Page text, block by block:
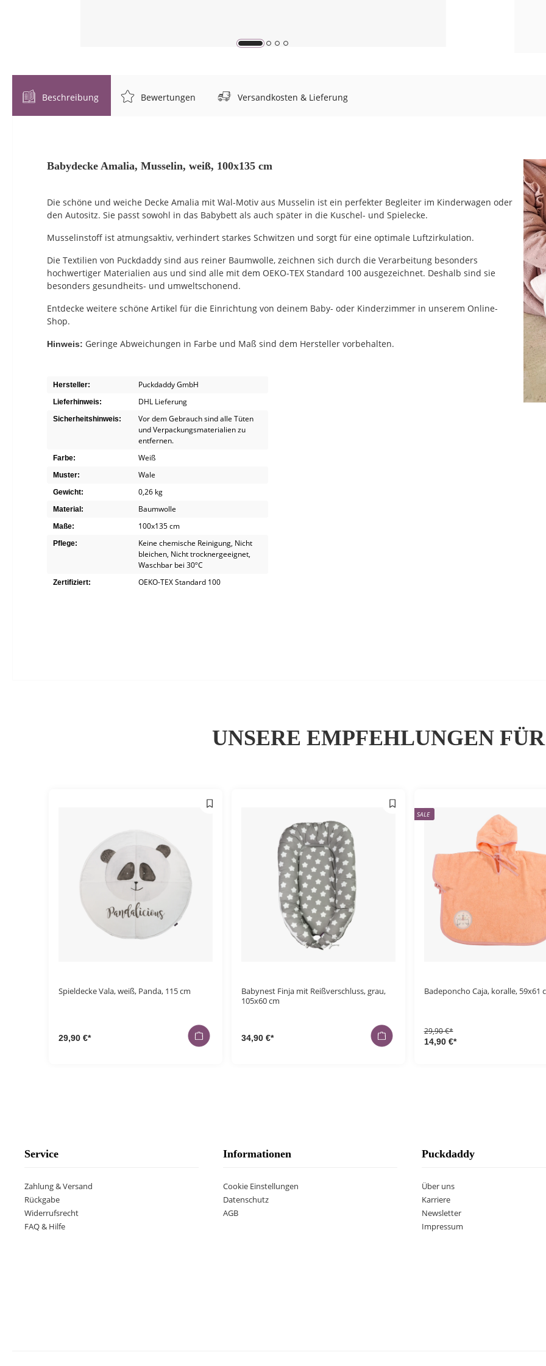
Beschreibung Bewertungen Versandkosten & Lieferung
Babydecke Amalia, Musselin, weiß, 100x135 cm
Die schöne und weiche Decke Amalia mit Wal-Motiv aus Musselin ist ein perfekter Begleiter im Kinderwagen oder
den Autositz. Sie passt sowohl in das Babybett als auch später in die Kuschel- und Spielecke.
Musselinstoff ist atmungsaktiv, verhindert starkes Schwitzen und sorgt für eine optimale Luftzirkulation.
Die Textilien von Puckdaddy sind aus reiner Baumwolle, zeichnen sich durch die Verarbeitung besonders
hochwertiger Materialien aus und sind alle mit dem OEKO-TEX Standard 100 ausgezeichnet. Deshalb sind sie
besonders gesundheits- und umweltschonend.
Entdecke weitere schöne Artikel für die Einrichtung von deinem Baby- oder Kinderzimmer in unserem Online-
Shop.
Hinweis: Geringe Abweichungen in Farbe und Maß sind dem Hersteller vorbehalten.
Hersteller: Puckdaddy GmbH
Lieferhinweis: DHL Lieferung
Sicherheitshinweis:
Vor dem Gebrauch sind alle Tüten
und Verpackungsmaterialien zu
entfernen.
Farbe: Weiß
Muster: Wale
Gewicht: 0,26 kg
Material: Baumwolle
Maße: 100x135 cm
Pflege: Keine chemische Reinigung, Nicht
bleichen, Nicht trocknergeeignet,
Waschbar bei 30ºC
Zertifiziert: OEKO-TEX Standard 100
UNSERE EMPFEHLUNGEN
Spieldecke Vala, weiß, Panda, 115 cm
29,90 €*
Babynest Finja mit Reißverschluss, grau,
105x60 cm
34,90 €*
SALE
Badeponcho Caja, koralle, 59x61
29,90 €*
14,90 €*
Service
Zahlung & Versand
Rückgabe
Widerrufsrecht
FAQ & Hilfe
Informationen
Cookie Einstellungen
Datenschutz
AGB
Puckdaddy
Über uns
Karriere
Newsletter
Impressum